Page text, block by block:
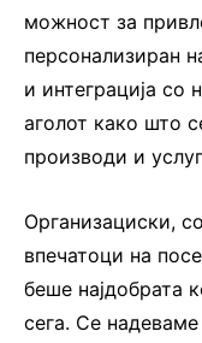
можност за
персонализиран
и интеграција со
аголот како што
производи и
Организациски,
впечатоци на
беше најдобрата
сега. Се